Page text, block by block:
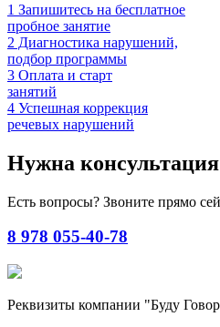
1 Запишитесь на бесплатное
пробное занятие
2 Диагностика нарушений,
подбор программы
3 Оплата и старт
занятий
4 Успешная коррекция
речевых нарушений
Нужна
Есть вопросы? Звоните прямо
8 978 055-40-78
Реквизиты компании "Буду